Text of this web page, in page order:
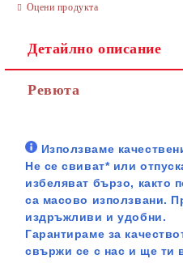
Оцени продукта
Детайлно описание
Ревюта
Използваме
Не се свиват* или
избеляват бързо, както
са масово използвани.
издръжливи и удобни.
Гарантираме за
свържи се с нас и ще ти